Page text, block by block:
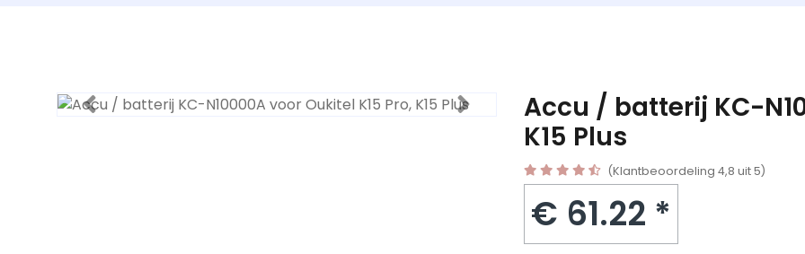
Accu / batterij KC-
K15 Plus
(Klantbeoordeling 4,8 uit 5)
€ 61.22 *